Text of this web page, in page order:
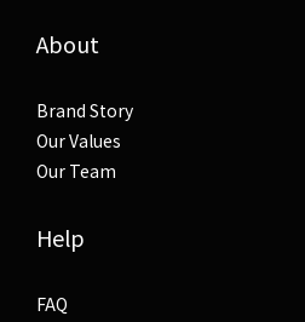
About
Brand Story
Our Values
Our Team
Help
FAQ